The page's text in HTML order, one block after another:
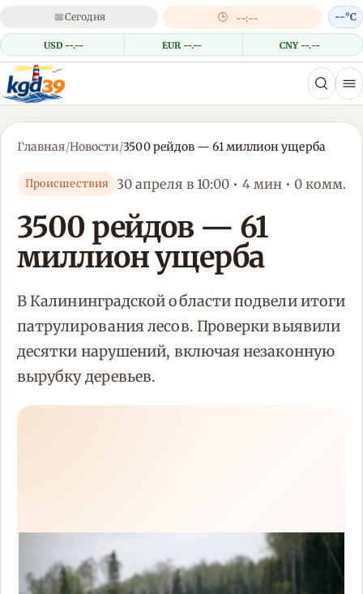
📅Сегодня 🕒 --:--
USD --.-- EUR --.-- CNY --.--
--°C
Главная/Новости/3500 рейдов — 61 миллион ущерба
Происшествия 30 апреля в 10:00 • 4 мин • 0 комм.
3500 рейдов — 61
миллион ущерба
В Калининградской области подвели итоги
патрулирования лесов. Проверки выявили
десятки нарушений, включая незаконную
вырубку деревьев.